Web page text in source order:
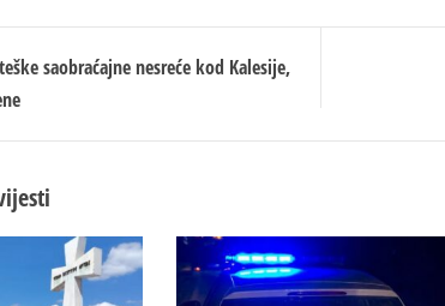
saobraćajne nesreće kod Kalesije,